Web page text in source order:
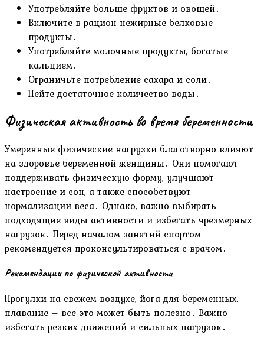
Употребляйте больше фруктов и овощей․
Включите в рацион нежирные белковые
продукты․
Употребляйте молочные продукты, богатые
кальцием․
Ограничьте потребление сахара и соли․
Пейте достаточное количество воды․
Физическая активность во время беременности
Умеренные физические нагрузки благотворно влияют
на здоровье беременной женщины․ Они помогают
поддерживать физическую форму, улучшают
настроение и сон, а также способствуют
нормализации веса․ Однако, важно выбирать
подходящие виды активности и избегать чрезмерных
нагрузок․ Перед началом занятий спортом
рекомендуется проконсультироваться с врачом․
Рекомендации по физической активности
Прогулки на свежем воздухе, йога для беременных,
плавание – все это может быть полезно․ Важно
избегать резких движений и сильных нагрузок․